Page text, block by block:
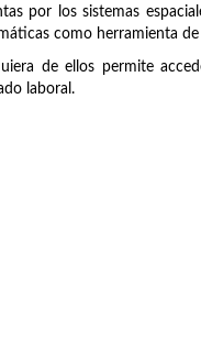
por los sistemas
como herramienta
de ellos permite
laboral.